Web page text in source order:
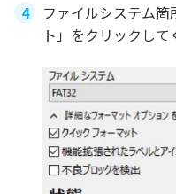
ファイルシステム
ト」をクリックして